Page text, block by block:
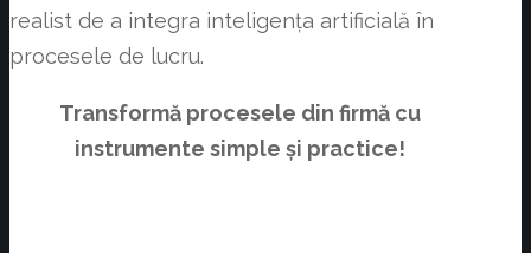
realist de a integra inteligența artificială în
procesele de lucru.
Transformă procesele din firmă cu
instrumente simple și practice!